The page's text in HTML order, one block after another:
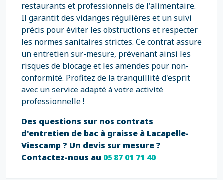
restaurants et professionnels de l'alimentaire.
Il garantit des vidanges régulières et un suivi
précis pour éviter les obstructions et respecter
les normes sanitaires strictes. Ce contrat assure
un entretien sur-mesure, prévenant ainsi les
risques de blocage et les amendes pour non-
conformité. Profitez de la tranquillité d'esprit
avec un service adapté à votre activité
professionnelle !
Des questions sur nos contrats
d'entretien de bac à graisse à Lacapelle-
Viescamp ? Un devis sur mesure ?
Contactez-nous au 05 87 01 71 40